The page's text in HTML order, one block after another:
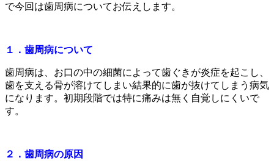
で今回は歯周病についてお伝えします。
１．歯周病について
歯周病は、お口の中の細菌によって歯ぐきが炎症を起こし、
歯を支える骨が溶けてしまい結果的に歯が抜けてしまう病気
になります。初期段階では特に痛みは無く自覚しにくいで
す。
２．歯周病の原因